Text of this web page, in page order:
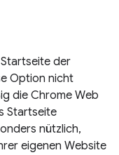
Startseite der
Option nicht
die Chrome Web
Startseite
nützlich,
eigenen Website